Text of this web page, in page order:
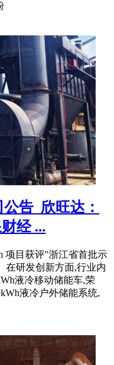
告_欣旺达：
经 ...
项目获评"浙江省首批示
在研发创新方面,行业内
液冷移动储能车,荣
液冷户外储能系统,